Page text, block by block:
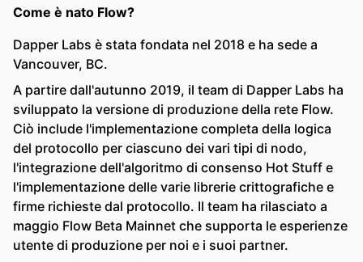
Come è nato Flow?
Dapper Labs è stata fondata nel 2018 e ha sede a
Vancouver, BC.
A partire dall'autunno 2019, il team di Dapper Labs ha
sviluppato la versione di produzione della rete Flow.
Ciò include l'implementazione completa della logica
del protocollo per ciascuno dei vari tipi di nodo,
l'integrazione dell'algoritmo di consenso Hot Stuff e
l'implementazione delle varie librerie crittografiche e
firme richieste dal protocollo. Il team ha rilasciato a
maggio Flow Beta Mainnet che supporta le esperienze
utente di produzione per noi e i suoi partner.